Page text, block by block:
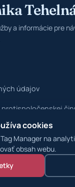
cookies
Manager na
obsah webu.
a informácie pre
údajov
protispoločenskej
cookies
Tehelná ·